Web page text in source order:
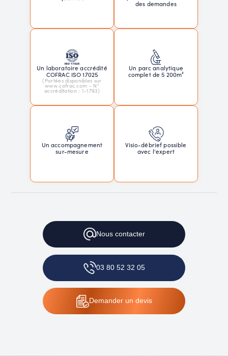
des demandes
Un laboratoire accrédité
COFRAC ISO 17025
(Portées disponibles sur
www.cofrac.com - N°
accréditation : 1-1793)
Un parc analytique
complet de 5 200m²
Un accompagnement
sur-mesure
Visio-débrief possible
avec l'expert
Nouscontacter
03 80 52 32 05
Demanderun devis